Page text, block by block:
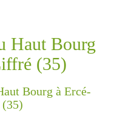
Haut Bourg
(35)
Bourg à Ercé-